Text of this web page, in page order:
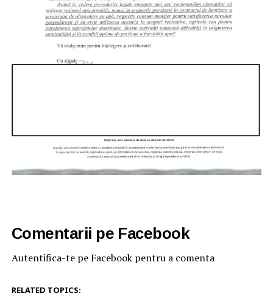
Comentarii pe Facebook
Autentifica-te pe Facebook pentru a comenta
RELATED TOPICS: